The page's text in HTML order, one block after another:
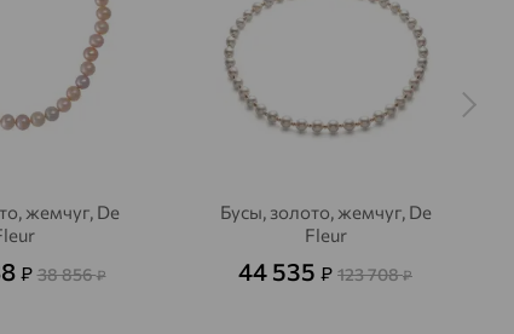
жемчуг, De
₽ 38 856₽
Бусы, золото, жемчуг, De
Fleur
44 535 ₽ 123 708₽